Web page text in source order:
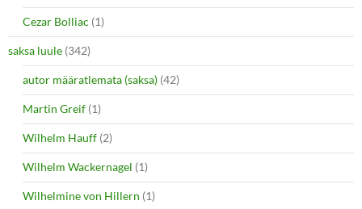
Cezar Bolliac (1)
saksa luule (342)
autor määratlemata (saksa) (42)
Martin Greif (1)
Wilhelm Hauff (2)
Wilhelm Wackernagel (1)
Wilhelmine von Hillern (1)